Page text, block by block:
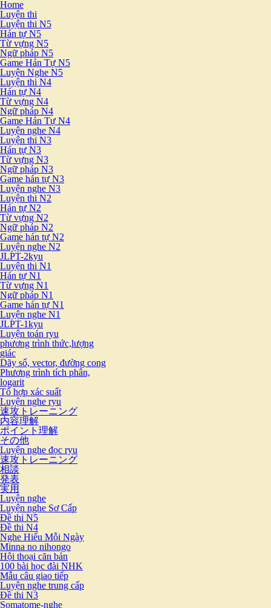
Home
Luyện thi
Luyện thi N5
Hán tự N5
Từ vựng N5
Ngữ pháp N5
Game Hán Tự N5
Luyện Nghe N5
Luyện thi N4
Hán tự N4
Từ vựng N4
Ngữ pháp N4
Game Hán Tự N4
Luyện nghe N4
Luyện thi N3
Hán tự N3
Từ vựng N3
Ngữ pháp N3
Game hán tự N3
Luyện nghe N3
Luyện thi N2
Hán tự N2
Từ vựng N2
Ngữ pháp N2
Game hán tự N2
Luyện nghe N2
JLPT-2kyu
Luyện thi N1
Hán tự N1
Từ vựng N1
Ngữ pháp N1
Game hán tự N1
Luyện nghe N1
JLPT-1kyu
Luyện toán ryu
phương trình thức,lượng
giác
Dãy số, vector, đường cong
Phương trình tích phân,
logarit
Tổ hợp xác suất
Luyện nghe ryu
速攻トレーニング
内容理解
ポイント理解
その他
Luyện nghe đọc ryu
速攻トレーニング
相談
発表
実用
Luyện nghe
Luyện nghe Sơ Cấp
Đề thi N5
Đề thi N4
Nghe Hiểu Mỗi Ngày
Minna no nihongo
Hội thoại căn bản
100 bài học đài NHK
Mẫu câu giao tiếp
Luyện nghe trung cấp
Đề thi N3
Somatome-nghe